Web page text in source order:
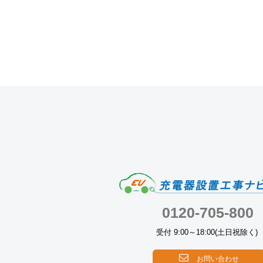
0120-705-800
受付 9:00～18:00(土日祝除く)
お問い合わせ